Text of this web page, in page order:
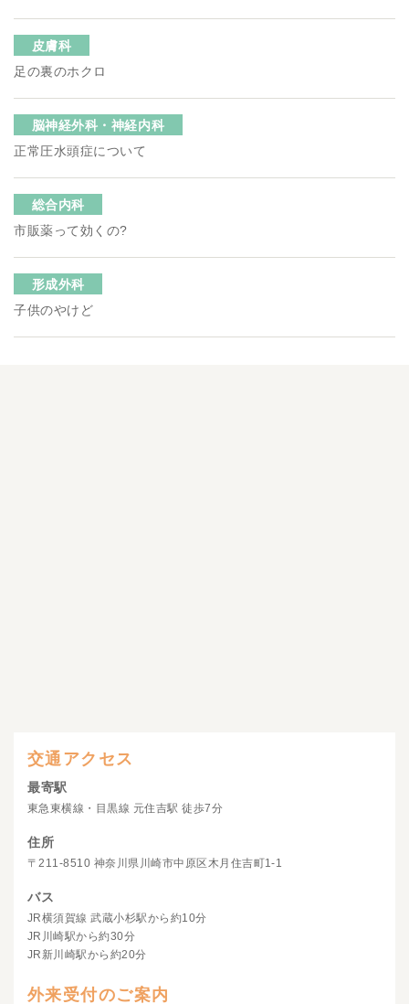
皮膚科
足の裏のホクロ
脳神経外科・神経内科
正常圧水頭症について
総合内科
市販薬って効くの?
形成外科
子供のやけど
交通アクセス
最寄駅
東急東横線・目黒線 元住吉駅 徒歩7分
住所
〒211-8510 神奈川県川崎市中原区木月住吉町1-1
バス
JR横須賀線 武蔵小杉駅から約10分
JR川崎駅から約30分
JR新川崎駅から約20分
外来受付のご案内